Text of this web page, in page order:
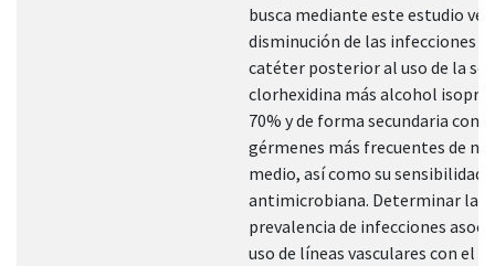
busca mediante este estudio
disminución de las infecciones
catéter posterior al uso de la
clorhexidina más alcohol
70% y de forma secundaria
gérmenes más frecuentes de
medio, así como su sensibilidad
antimicrobiana. Determinar la
prevalencia de infecciones
uso de líneas vasculares con el